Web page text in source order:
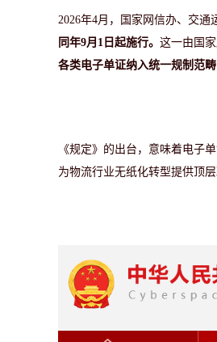
2026年4月，国家网信办、交
同年9月1日起施行。 这一由国
各类电子单证纳入统一规制范畴
《规定》的出台，意味着电子
为物流行业无纸化转型提供顶层